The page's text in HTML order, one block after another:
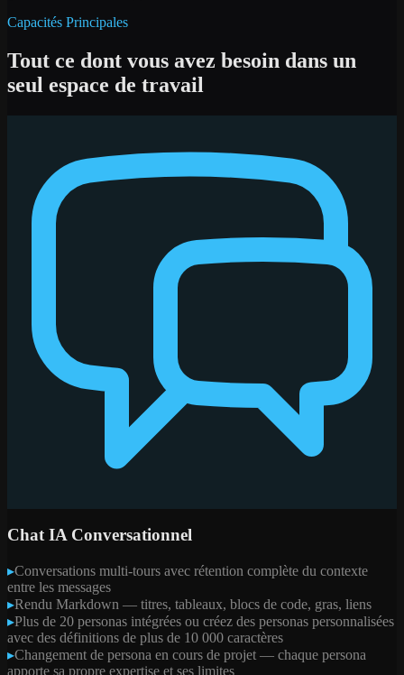
Capacités Principales
Tout ce dont vous avez besoin dans un
seul espace de travail
Chat IA Conversationnel
▸Conversations multi-tours avec rétention complète du contexte
entre les messages
▸Rendu Markdown — titres, tableaux, blocs de code, gras, liens
▸Plus de 20 personas intégrées ou créez des personas personnalisées
avec des définitions de plus de 10 000 caractères
▸Changement de persona en cours de projet — chaque persona
apporte sa propre expertise et ses limites